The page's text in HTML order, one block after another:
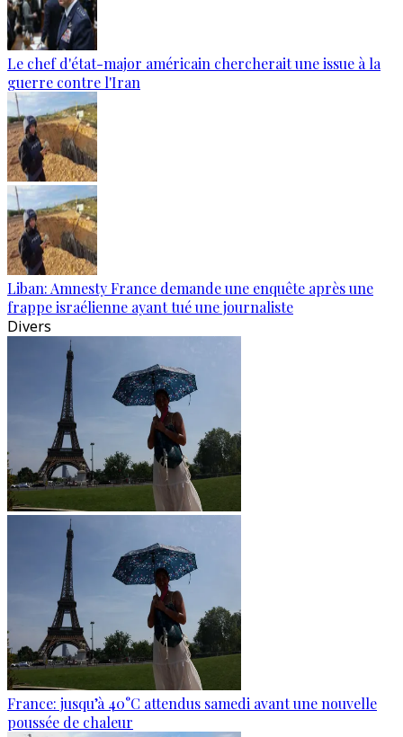
Le chef d'état-major américain chercherait une issue à la
guerre contre l'Iran
Liban: Amnesty France demande une enquête après une
frappe israélienne ayant tué une journaliste
Divers
France: jusqu’à 40°C attendus samedi avant une nouvelle
poussée de chaleur